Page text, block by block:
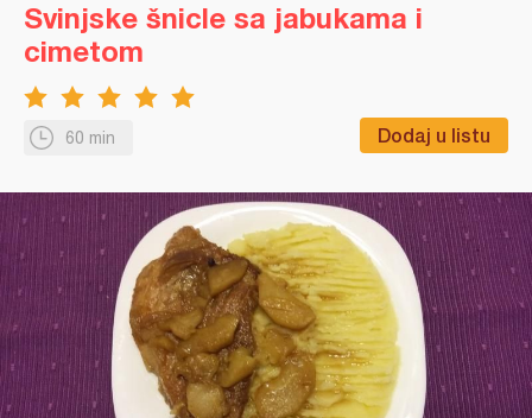
60 min Dodaj u listu
Svinjske šnicle sa jabukama i
cimetom